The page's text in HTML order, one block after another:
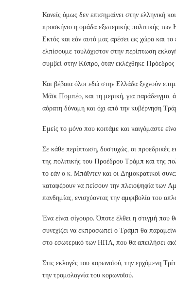
Κανείς όμως δεν επισημαίνει στην ελληνική
προσκήνιο η ομάδα εξωτερικής πολιτικής
Εκτός και εάν αυτό μας αρέσει ως χώρα και
ελπίσουμε τουλάχιστον στην περίπτωση
συμβεί στην Κύπρο, όταν εκλέχθηκε
Και βέβαια όλοι εδώ στην Ελλάδα ξεχνούν
Μάϊκ Πομπέο, και τη μερική, για
αόρατη δύναμη και όχι από την κυβέρνηση
Εμείς το μόνο που κοιτάμε και καιγόμαστε
Σε κάθε περίπτωση, δυστυχώς, οι προεδρικές
της πολιτικής του Προέδρου Τράμπ και της
το εάν ο κ. Μπάϊντεν και οι Δημοκρατικοί
καταφέρουν να πείσουν την πλειοψηφία των
πανδημίας, ενισχύοντας την αμφιβολία του
Ένα είναι σίγουρο. Όποτε έλθει η στιγμή
συνεχίζει να εκπροσωπεί ο Τράμπ θα
στο εσωτερικό των ΗΠΑ, που θα απειλήσει
Στις εκλογές του κορωνοϊού, την ερχόμενη
την τρομολαγνία του κορωνοϊού.